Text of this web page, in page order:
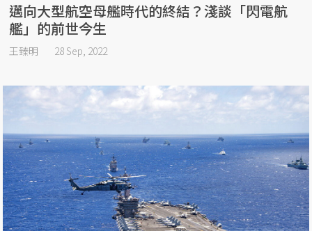
邁向大型航空母艦時代的終結？淺談「閃電航
艦」的前世今生
王臻明 28 Sep, 2022